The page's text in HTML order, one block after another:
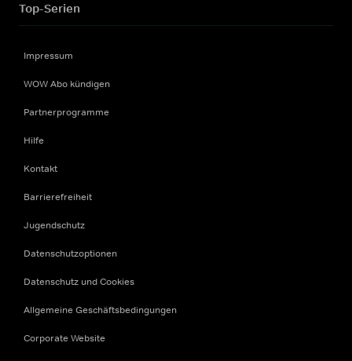
Top-Serien
Impressum
WOW Abo kündigen
Partnerprogramme
Hilfe
Kontakt
Barrierefreiheit
Jugendschutz
Datenschutzoptionen
Datenschutz und Cookies
Allgemeine Geschäftsbedingungen
Corporate Website